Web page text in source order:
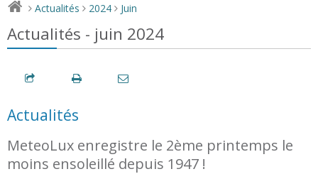
> Actualités > 2024 > Juin
Actualités - juin 2024
Actualités
MeteoLux enregistre le 2ème printemps le
moins ensoleillé depuis 1947 !